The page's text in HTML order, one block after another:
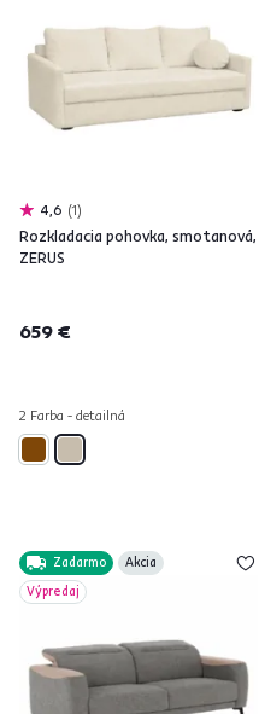
4,6 1
Rozkladacia pohovka, smotanová,
ZERUS
659 €
2 Farba - detailná
Zadarmo
Akcia
Výpredaj